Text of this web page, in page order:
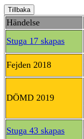
Tillbaka
Händelse
Stuga 17 skapas
Fejden 2018
DÖMD 2019
Stuga 43 skapas